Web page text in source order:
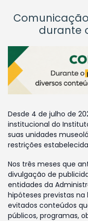
durante
Desde 4 de julho de
institucional do
suas unidades
restrições
Nos três meses que
divulgação de
entidades da
hipóteses previstas
evitados conteúdos
públicos, programas,